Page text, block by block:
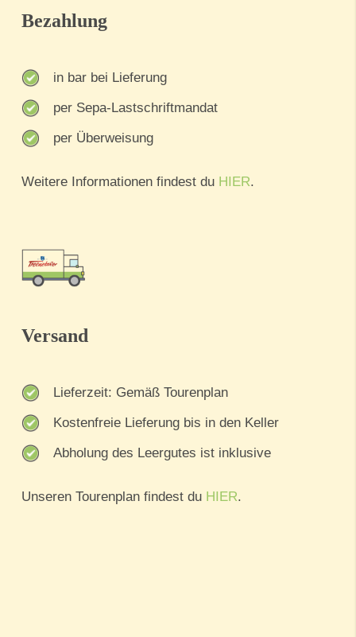
Bezahlung
in bar bei Lieferung
per Sepa-Lastschriftmandat
per Überweisung
Weitere Informationen findest du HIER.
Versand
Lieferzeit: Gemäß Tourenplan
Kostenfreie Lieferung bis in den Keller
Abholung des Leergutes ist inklusive
Unseren Tourenplan findest du HIER.